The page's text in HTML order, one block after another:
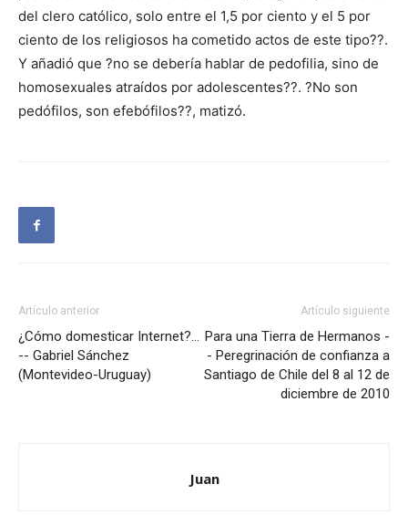
del clero católico, solo entre el 1,5 por ciento y el 5 por
ciento de los religiosos ha cometido actos de este tipo??.
Y añadió que ?no se debería hablar de pedofilia, sino de
homosexuales atraídos por adolescentes??. ?No son
pedófilos, son efebófilos??, matizó.
Artículo anterior
¿Cómo domesticar Internet?…
-- Gabriel Sánchez
(Montevideo-Uruguay)
Artículo siguiente
Para una Tierra de Hermanos -
- Peregrinación de confianza a
Santiago de Chile del 8 al 12 de
diciembre de 2010
Juan